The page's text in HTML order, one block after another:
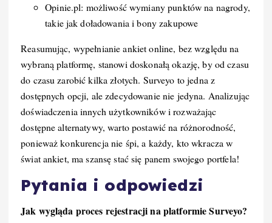
Opinie.pl: możliwość wymiany punktów na nagrody,
takie jak doładowania i bony zakupowe
Reasumując, wypełnianie ankiet online, bez względu na
wybraną platformę, stanowi doskonałą okazję, by od czasu
do czasu zarobić kilka złotych. Surveyo to jedna z
dostępnych opcji, ale zdecydowanie nie jedyna. Analizując
doświadczenia innych użytkowników i rozważając
dostępne alternatywy, warto postawić na różnorodność,
ponieważ konkurencja nie śpi, a każdy, kto wkracza w
świat ankiet, ma szansę stać się panem swojego portfela!
Pytania i odpowiedzi
Jak wygląda proces rejestracji na platformie Surveyo?